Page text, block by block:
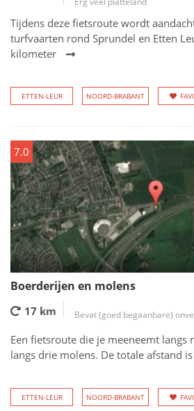
Tijdens deze fietsroute wordt
turfvaarten rond Sprundel en Etten
kilometer
ETTEN-LEUR NOORD-BRABANT
7.0
Boerderijen en molens
17 km Bevat (goed begaanbare)
Een fietsroute die je meeneemt langs
langs drie molens. De totale afstand
ETTEN-LEUR NOORD-BRABANT